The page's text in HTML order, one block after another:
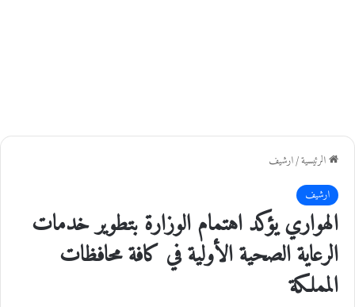
الرئيسية/ارشيف
ارشيف
الهواري يؤكد اهتمام الوزارة بتطوير خدمات
الرعاية الصحية الأولية في كافة محافظات
المملكة